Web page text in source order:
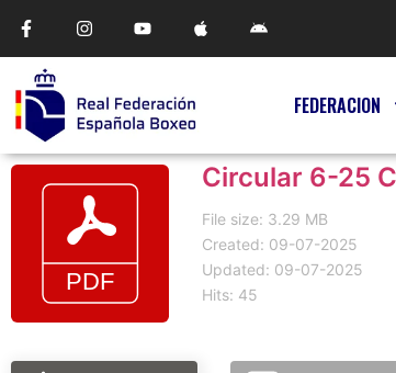
FEDERACION
Circular 6-25
File size: 3.29 MB
Created: 09-07-2025
Updated: 09-07-2025
Hits: 45